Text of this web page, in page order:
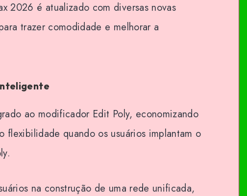
2026 é atualizado com diversas novas
trazer comodidade e melhorar a
ao modificador Edit Poly, economizando
flexibilidade quando os usuários implantam o
na construção de uma rede unificada,